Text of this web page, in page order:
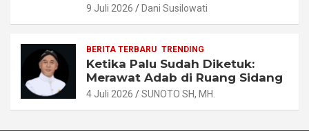
9 Juli 2026 Dani Susilowati
BERITA TERBARU TRENDING
Ketika Palu Sudah Diketuk:
Merawat Adab di Ruang Sidang
4 Juli 2026 SUNOTO SH, MH.